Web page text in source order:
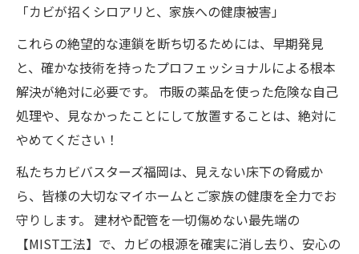
「カビが招くシロアリと、家族への健康被害」
これらの絶望的な連鎖を断ち切るためには、早期発見
と、確かな技術を持ったプロフェッショナルによる根本
解決が絶対に必要です。 市販の薬品を使った危険な自己
処理や、見なかったことにして放置することは、絶対に
やめてください！
私たちカビバスターズ福岡は、見えない床下の脅威か
ら、皆様の大切なマイホームとご家族の健康を全力でお
守りします。 建材や配管を一切傷めない最先端の
【MIST工法】で、カビの根源を確実に消し去り、安心の